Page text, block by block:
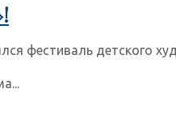
фестиваль детского